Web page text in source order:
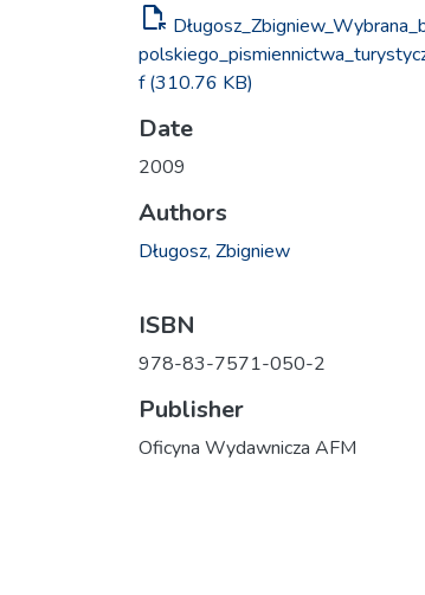
file_open
f(310.76 KB)
Date
2009
Authors
Długosz, Zbigniew
ISBN
978-83-7571-050-2
Publisher
Oficyna Wydawnicza AFM